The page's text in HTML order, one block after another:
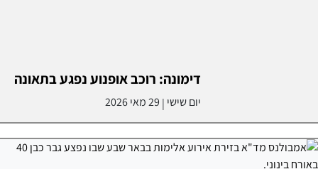
דימונה: רוכב אופנוע נפגע בתאונה
יום שישי | 29 מאי 2026